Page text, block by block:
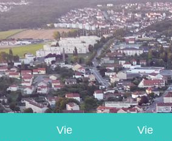
Vie
Vie